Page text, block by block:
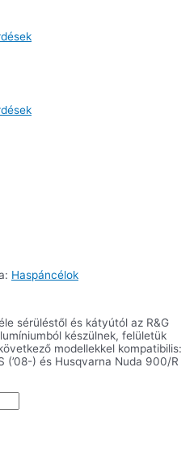
Haspáncélok
sérüléstől és kátyútól az R&G
készülnek, felületük
modellekkel kompatibilis:
(’08-) és Husqvarna Nuda 900/R